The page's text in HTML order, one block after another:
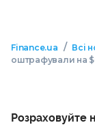
Finance.ua / Всі
оштрафували на
Розраховуйте